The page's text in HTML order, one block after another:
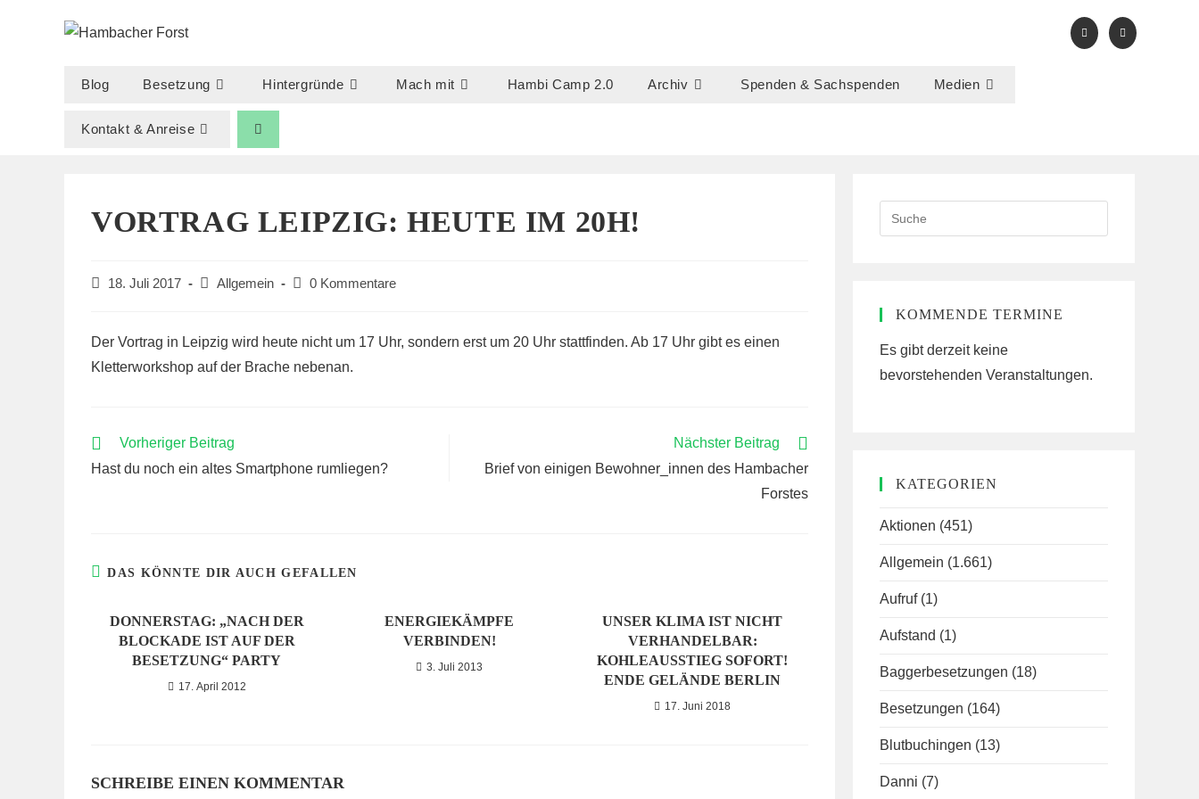
Blog Besetzung Hintergründe Mach mit Hambi Camp 2.0 Archiv Spenden & Sachspenden Medien
Kontakt & Anreise
VORTRAG LEIPZIG: HEUTE IM 20H!
Beitrag
18. Juli 2017
Beitrags-
Allgemein
Beitrags-
0 Kommentare
Der Vortrag in Leipzig wird heute nicht um 17 Uhr, sondern erst um 20 Uhr stattfinden. Ab 17 Uhr gibt es einen
Kletterworkshop auf der Brache nebenan.
WEITERE
ANSEHEN
Vorheriger Beitrag
Hast du noch ein altes Smartphone rumliegen?
Nächster Beitrag
Brief von einigen Bewohner_innen des Hambacher
Forstes
DAS KÖNNTE DIR AUCH GEFALLEN
DONNERSTAG: „NACH DER
BLOCKADE IST AUF DER
BESETZUNG“ PARTY
17. April 2012
ENERGIEKÄMPFE
VERBINDEN!
3. Juli 2013
UNSER KLIMA IST NICHT
VERHANDELBAR:
KOHLEAUSSTIEG SOFORT!
ENDE GELÄNDE BERLIN
17. Juni 2018
SCHREIBE EINEN KOMMENTAR
this
KOMMENDE TERMINE
Es gibt derzeit keine
bevorstehenden Veranstaltungen.
KATEGORIEN
Aktionen (451)
Allgemein (1.661)
Aufruf (1)
Aufstand (1)
Baggerbesetzungen (18)
Besetzungen (164)
Blutbuchingen (13)
Danni (7)